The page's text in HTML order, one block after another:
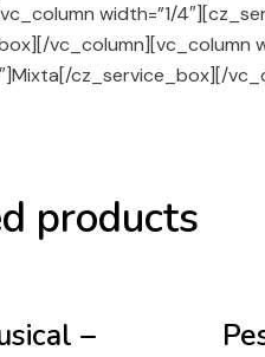
width=”1/
vc_column][vc_column
cz_service_box][/
products
–